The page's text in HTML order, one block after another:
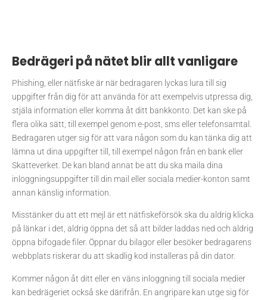
Bedrägeri på nätet blir allt vanligare
Phishing, eller nätfiske är när bedragaren lyckas lura till sig
uppgifter från dig för att använda för att exempelvis utpressa dig,
stjäla information eller komma åt ditt bankkonto. Det kan ske på
flera olika sätt, till exempel genom e-post, sms eller telefonsamtal.
Bedragaren utger sig för att vara någon som du kan tänka dig att
lämna ut dina uppgifter till, till exempel någon från en bank eller
Skatteverket. De kan bland annat be att du ska maila dina
inloggningsuppgifter till din mail eller sociala medier-konton samt
annan känslig information.
Misstänker du att ett mejl är ett nätfiskeförsök ska du aldrig klicka
på länkar i det, aldrig öppna det så att bilder laddas ned och aldrig
öppna bifogade filer. Öppnar du bilagor eller besöker bedragarens
webbplats riskerar du att skadlig kod installeras på din dator.
Kommer någon åt ditt eller en väns inloggning till sociala medier
kan bedrägeriet också ske därifrån. En angripare kan utge sig för